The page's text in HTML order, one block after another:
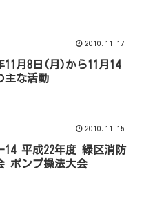
2010.11.17
11月8日(月)から11月14
主な活動
2010.11.15
14 平成22年度 緑区消防
ポンプ操法大会